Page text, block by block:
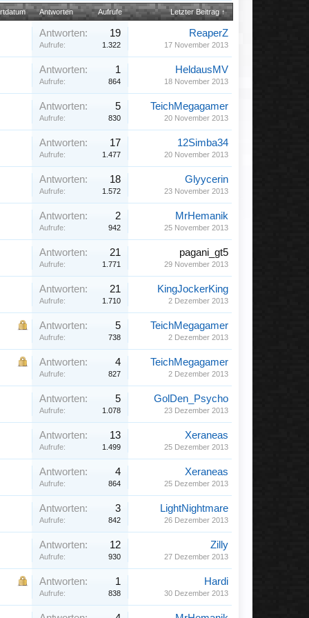
Antworten Aufrufe Letzter Beitrag ↑
Antworten: 19
Aufrufe: 1.322
ReaperZ
17 November 2013
Antworten: 1
Aufrufe: 864
HeldausMV
18 November 2013
Antworten: 5
Aufrufe: 830
TeichMegagamer
20 November 2013
Antworten: 17
Aufrufe: 1.477
12Simba34
20 November 2013
Antworten: 18
Aufrufe: 1.572
Glyycerin
23 November 2013
Antworten: 2
Aufrufe: 942
MrHemanik
25 November 2013
Antworten: 21
Aufrufe: 1.771
pagani_gt5
29 November 2013
Antworten: 21
Aufrufe: 1.710
KingJockerKing
2 Dezember 2013
Antworten: 5
Aufrufe: 738
TeichMegagamer
2 Dezember 2013
Antworten: 4
Aufrufe: 827
TeichMegagamer
2 Dezember 2013
Antworten: 5
Aufrufe: 1.078
GolDen_Psycho
23 Dezember 2013
Antworten: 13
Aufrufe: 1.499
Xeraneas
25 Dezember 2013
Antworten: 4
Aufrufe: 864
Xeraneas
25 Dezember 2013
Antworten: 3
Aufrufe: 842
LightNightmare
26 Dezember 2013
Antworten: 12
Aufrufe: 930
Zilly
27 Dezember 2013
Antworten: 1
Aufrufe: 838
Hardi
30 Dezember 2013